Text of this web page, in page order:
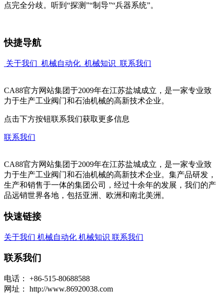
点完全分歧。听到“探测”“制导”“兵器系统”。
快捷导航
关于我们 机械自动化 机械知识 联系我们
CA88官方网站集团于2009年在江苏盐城成立，是一家专业致
力于生产工业阀门和石油机械的高新技术企业。
点击下方按钮联系我们获取更多信息
联系我们
CA88官方网站集团于2009年在江苏盐城成立，是一家专业致
力于生产工业阀门和石油机械的高新技术企业。集产品研发，
生产和销售于一体的集团公司，经过十余年的发展，我们的产
品远销世界各地，包括亚洲、欧洲和南北美洲。
快速链接
关于我们 机械自动化 机械知识 联系我们
联系我们
电话：
+86-515-80688588
网址：
http://www.86920038.com